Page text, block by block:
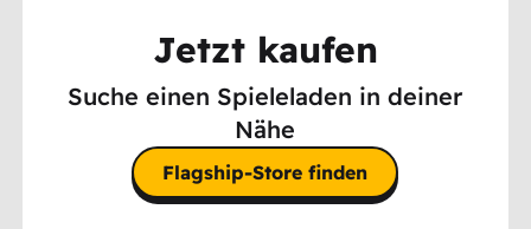
Jetzt kaufen
Suche einen Spieleladen in deiner
Nähe
Flagship-Store finden